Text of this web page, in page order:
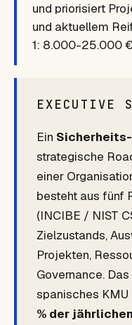
und priorisiert
und aktuellem
1: 8.000-25.000
EXECUTIVE
Ein
strategische
einer
besteht aus fünf
(INCIBE / NIST
Zielzustands,
Projekten,
Governance.
spanisches
% der